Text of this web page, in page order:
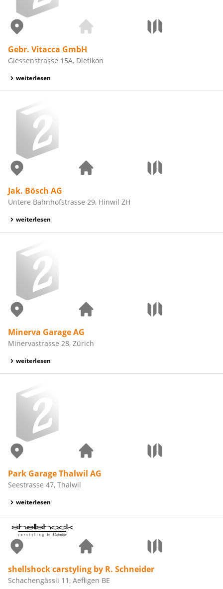
Gebr. Vitacca GmbH
Giessenstrasse 15A, Dietikon
weiterlesen
Jak. Bösch AG
Untere Bahnhofstrasse 29, Hinwil ZH
weiterlesen
Minerva Garage AG
Minervastrasse 28, Zürich
weiterlesen
Park Garage Thalwil AG
Seestrasse 47, Thalwil
weiterlesen
shellshock carstyling by R. Schneider
Schachengässli 11, Aefligen BE